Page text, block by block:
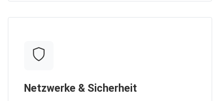
Netzwerke & Sicherheit